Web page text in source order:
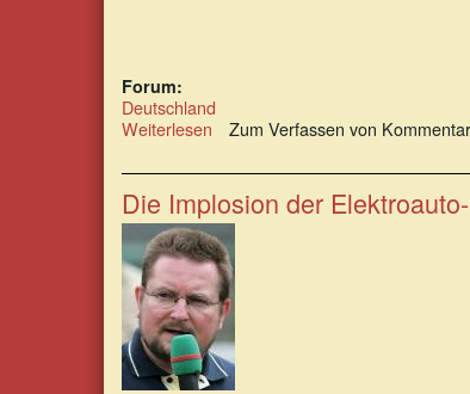
Forum:
Deutschland
Weiterlesen über
hat
keine
Gewinnkrise,
sondern
eine
Realitätskrise.
Zum Verfassen von
Die Implosion der